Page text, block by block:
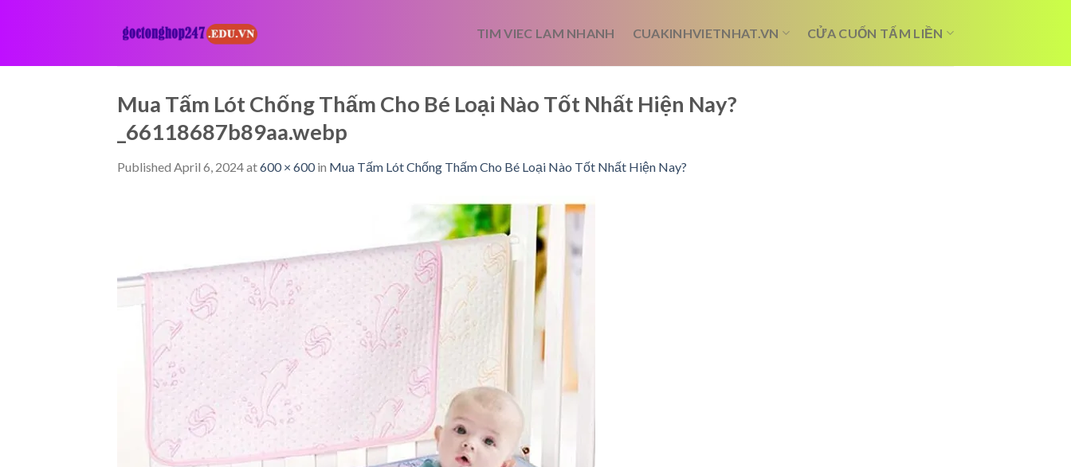
TIM VIEC LAM NHANH CUAKINHVIETNHAT.VN CỬA CUỐN TẤM LIỀN
Mua Tấm Lót Chống Thấm Cho Bé Loại Nào Tốt Nhất Hiện Nay?
_66118687b89aa.webp
Published April 6, 2024at600 × 600in Mua Tấm Lót Chống Thấm Cho Bé Loại Nào Tốt Nhất Hiện Nay?